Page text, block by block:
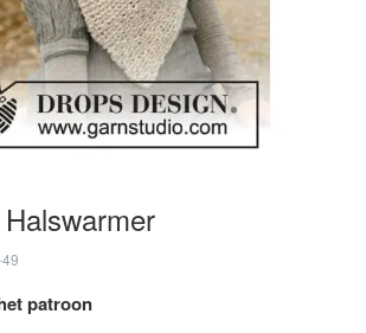
patroon